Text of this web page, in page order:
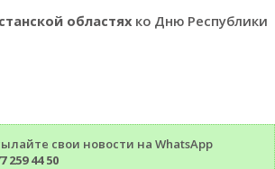
областях ко Дню Республики
свои новости на WhatsApp
259 44 50